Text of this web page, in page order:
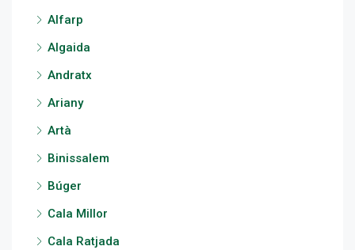
Alfarp
Algaida
Andratx
Ariany
Artà
Binissalem
Búger
Cala Millor
Cala Ratjada